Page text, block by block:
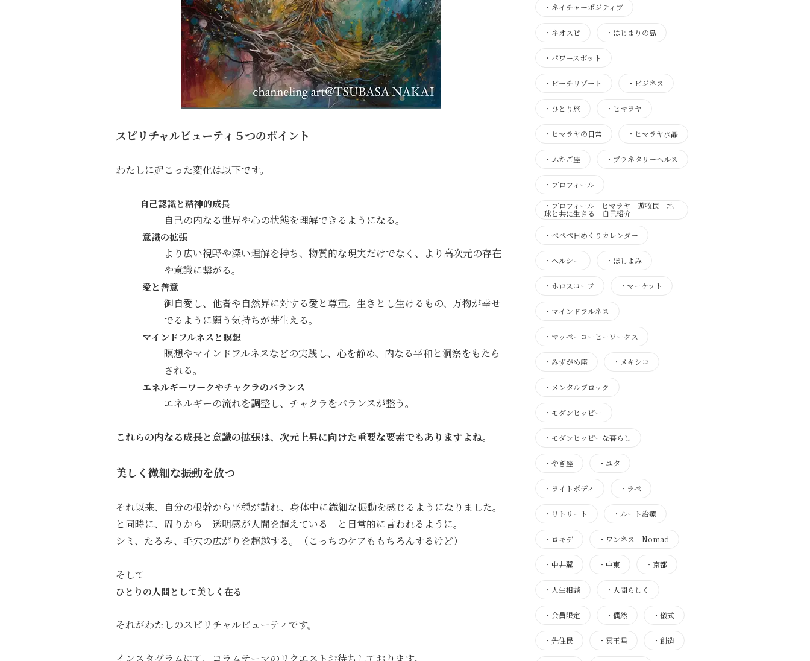
スピリチャルビューティ５つのポイント
わたしに起こった変化は以下です。
自己認識と精神的成長
自己の内なる世界や心の状態を理解できるようになる。
意識の拡張
より広い視野や深い理解を持ち、物質的な現実だけでなく、より高次元の存在
や意識に繋がる。
愛と善意
御自愛し、他者や自然界に対する愛と尊重。生きとし生けるもの、万物が幸せ
でるように願う気持ちが芽生える。
マインドフルネスと瞑想
瞑想やマインドフルネスなどの実践し、心を静め、内なる平和と洞察をもたら
される。
エネルギーワークやチャクラのバランス
エネルギーの流れを調整し、チャクラをバランスが整う。
これらの内なる成長と意識の拡張は、次元上昇に向けた重要な要素でもありますよね。
美しく微細な振動を放つ
それ以来、自分の根幹から平穏が訪れ、身体中に繊細な振動を感じるようになりました。
と同時に、周りから「透明感が人間を超えている」と日常的に言われるように。
シミ、たるみ、毛穴の広がりを超越する。（こっちのケアももちろんするけど）
そして
ひとりの人間として美しく在る
それがわたしのスピリチャルビューティです。
・ ネイチャーポジティブ
・ ネオスピ ・ はじまりの島
・ パワースポット
・ ビーチリゾート ・ ビジネス
・ ひとり旅 ・ ヒマラヤ
・ ヒマラヤの日常 ・ ヒマラヤ水晶
・ ふたご座 ・ プラネタリーヘルス
・ プロフィール
・ プロフィール ヒマラヤ 遊牧民 地
球と共に生きる 自己紹介
・ ぺぺぺ日めくりカレンダー
・ ヘルシー ・ ほしよみ
・ ホロスコープ ・ マーケット
・ マインドフルネス
・ マッペーコーヒーワークス
・ みずがめ座 ・ メキシコ
・ メンタルブロック
・ モダンヒッピー
・ モダンヒッピーな暮らし
・ やぎ座 ・ ユタ
・ ライトボディ ・ ラペ
・ リトリート ・ ルート治療
・ ロキデ ・ ワンネス Nomad
・ 中井翼 ・ 中東 ・ 京都
・ 人生相談 ・ 人間らしく
・ 会員限定 ・ 偶然 ・ 儀式
・ 先住民 ・ 冥王星 ・ 創造